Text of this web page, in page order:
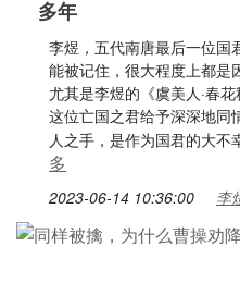
多年
李煜，五代南唐最后一位国
能被记住，很大程度上都是
尤其是李煜的《虞美人·春
这位亡国之君给予深深地同
人之手，是作为国君的大不
多
2023-06-14 10:36:00 李